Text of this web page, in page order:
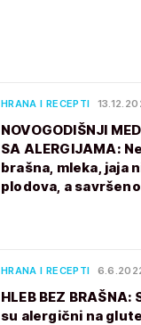
HRANA I RECEPTI
NOVOGODIŠNJI
SA ALERGIJAMA:
brašna, mleka, jaja
plodova, a
HRANA I RECEPTI
HLEB BEZ
su alergični na